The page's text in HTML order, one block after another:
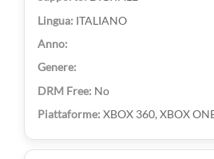
ITALIANO
No
XBOX 360, XBOX